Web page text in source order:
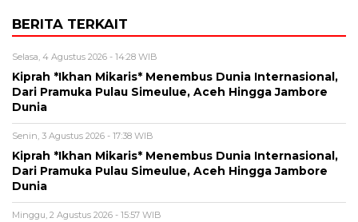
BERITA TERKAIT
Selasa, 4 Agustus 2026 - 14:28 WIB
Kiprah *Ikhan Mikaris* Menembus Dunia Internasional,
Dari Pramuka Pulau Simeulue, Aceh Hingga Jambore
Dunia
Senin, 3 Agustus 2026 - 17:38 WIB
Kiprah *Ikhan Mikaris* Menembus Dunia Internasional,
Dari Pramuka Pulau Simeulue, Aceh Hingga Jambore
Dunia
Minggu, 2 Agustus 2026 - 15:57 WIB